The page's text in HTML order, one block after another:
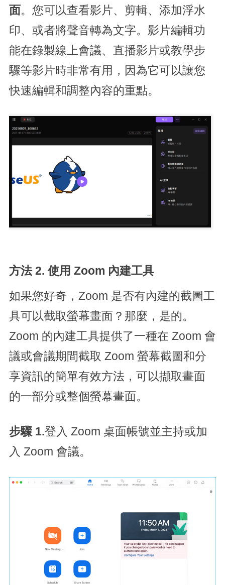
面。您可以查看影片、剪輯、添加浮水
印、或者將聲音轉為文字。影片編輯功
能在錄製線上會議、直播影片或教學步
驟等影片時非常有用，因為它可以讓您
快速編輯和調整內容的重點。
方法 2. 使用 Zoom 內建工具
如果您好奇，Zoom 是否有內建的截圖工
具可以截取螢幕畫面？那麼，是的。
Zoom 的內建工具提供了一種在 Zoom 會
議或會議期間截取 Zoom 螢幕截圖和分
享資訊的簡單有效方法，可以擷取畫面
的一部分或整個螢幕畫面。
步驟 1.登入 Zoom 桌面帳號並主持或加
入 Zoom 會議。